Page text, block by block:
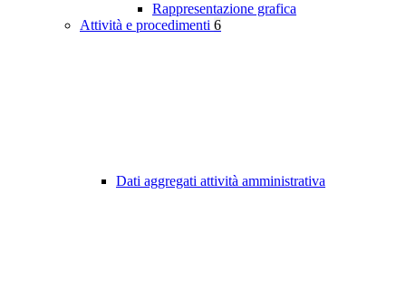
Rappresentazione grafica
Attività e procedimenti 6
Dati aggregati attività amministrativa